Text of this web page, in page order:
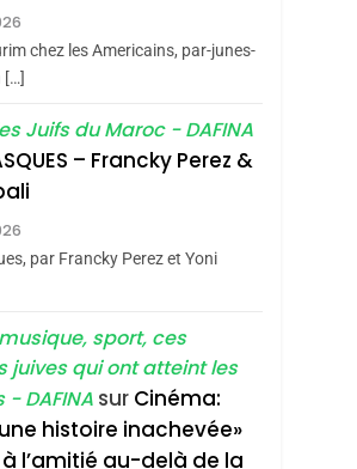
Dis Guerre»: La
Nouvelle Chanson De
Boy George
ISRAÉL JUDAISME
Accords D’Isaac:
L’alliance Pourrait
S’étendre À 13 Pays
D’Amérique Latine
ISRAÉL JUDAISME
chez les Americains, par-junes-
Juifs du Maroc - DAFINA
– Francky Perez &
par Francky Perez et Yoni
sport, ces
juives qui ont atteint les
DAFINA sur Cinéma:
une histoire inachevée»
l’amitié au-delà de la